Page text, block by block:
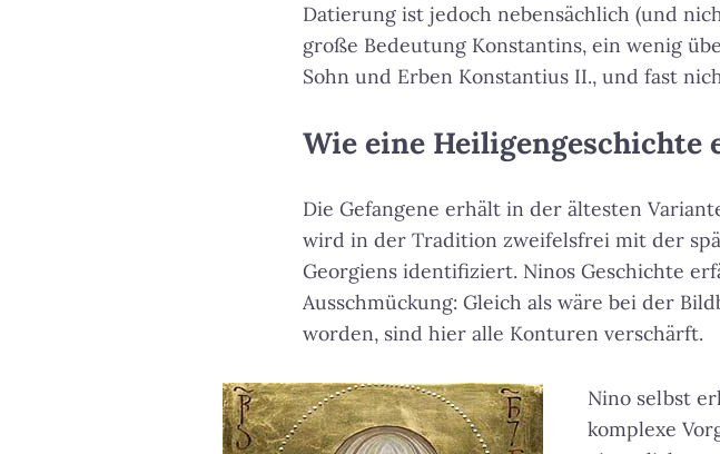
Datierung ist jedoch nebensächlich (und
große Bedeutung Konstantins, ein wenig
Sohn und Erben Konstantius II., und fast
Wie eine Heiligengeschichte
Die Gefangene erhält in der ältesten
wird in der Tradition zweifelsfrei mit der
Georgiens identifiziert. Ninos Geschichte
Ausschmückung: Gleich als wäre bei der
worden, sind hier alle Konturen verschärft.
Nino selbst
komplexe